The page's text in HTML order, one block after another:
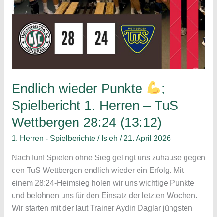
Endlich wieder Punkte
;
Spielbericht 1. Herren – TuS
Wettbergen 28:24 (13:12)
1. Herren - Spielberichte/ Isleh / 21. April 2026
Nach fünf Spielen ohne Sieg gelingt uns zuhause gegen
den TuS Wettbergen endlich wieder ein Erfolg. Mit
einem 28:24-Heimsieg holen wir uns wichtige Punkte
und belohnen uns für den Einsatz der letzten Wochen.
Wir starten mit der laut Trainer Aydin Daglar jüngsten